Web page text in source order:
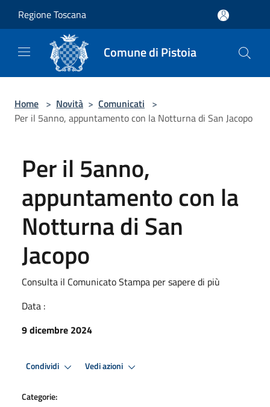
Regione Toscana
Comune di Pistoia
Home > Novità > Comunicati >
Per il 5anno, appuntamento con la Notturna di San Jacopo
Per il 5anno,
appuntamento con la
Notturna di San
Jacopo
Consulta il Comunicato Stampa per sapere di più
Data :
9 dicembre 2024
Condividi Vedi azioni
Categorie: